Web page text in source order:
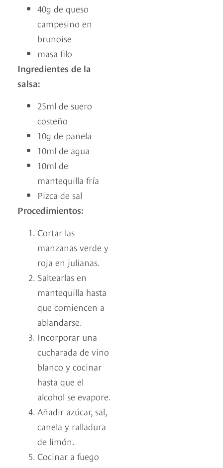
40g de queso
campesino en
brunoise
masa filo
Ingredientes de la
salsa:
25ml de suero
costeño
10g de panela
10ml de agua
10ml de
mantequilla fría
Pizca de sal
Procedimientos:
Cortar las
manzanas verde y
roja en julianas.
Saltearlas en
mantequilla hasta
que comiencen a
ablandarse.
Incorporar una
cucharada de vino
blanco y cocinar
hasta que el
alcohol se evapore.
Añadir azúcar, sal,
canela y ralladura
de limón.
Cocinar a fuego